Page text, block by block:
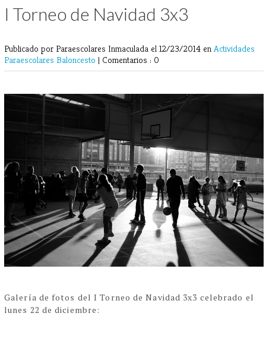
I Torneo de Navidad 3x3
Publicado por Paraescolares Inmaculada el 12/23/2014 en Actividades
Paraescolares Baloncesto | Comentarios : 0
Galería de fotos del I Torneo de Navidad 3x3 celebrado el
lunes 22 de diciembre: